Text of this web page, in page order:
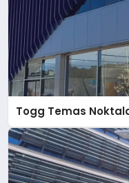
Togg Temas